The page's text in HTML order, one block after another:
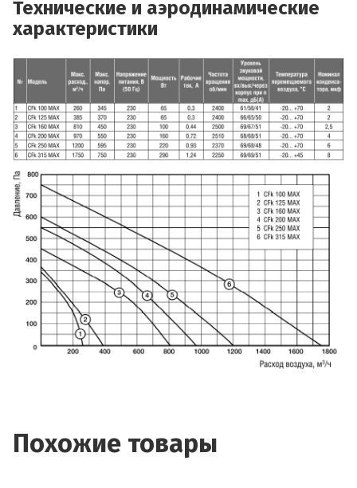
Похожие товары
Технические и аэродинамические
характеристики